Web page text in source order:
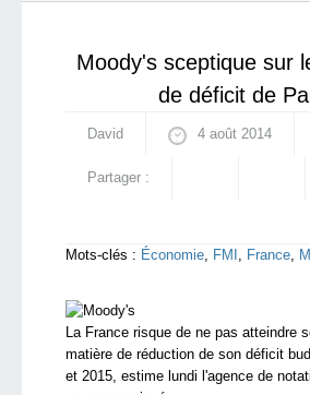
Moody's sceptique sur
de déficit de
David 4 août 2014
Partager :
Mots-clés : Économie, FMI , France,
La France risque de ne pas atteindre
matière de réduction de son déficit
et 2015, estime lundi l'agence de